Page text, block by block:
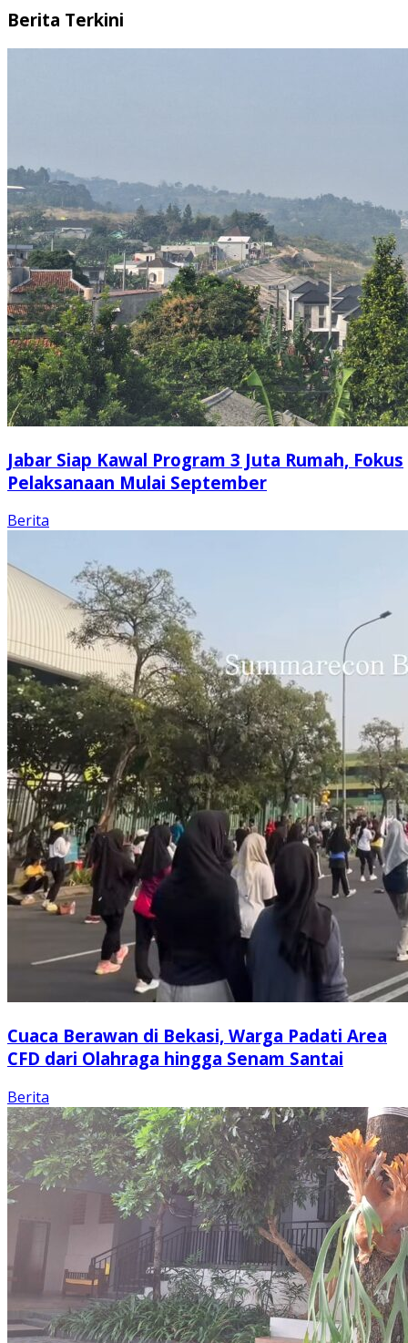
Berita Terkini
Jabar Siap Kawal Program 3 Juta Rumah, Fokus
Pelaksanaan Mulai September
Berita
Cuaca Berawan di Bekasi, Warga Padati Area
CFD dari Olahraga hingga Senam Santai
Berita